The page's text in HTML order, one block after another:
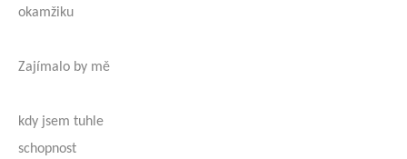
okamžiku
Zajímalo by mě
kdy jsem tuhle
schopnost